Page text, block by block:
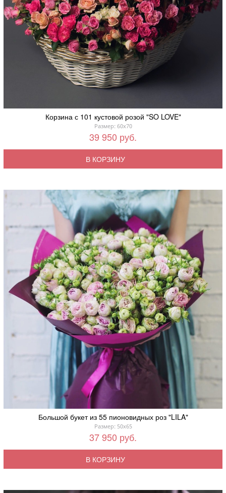
Корзина с 101 кустовой розой "SO LOVE"
Размер: 60x70
39 950 руб.
В КОРЗИНУ
Большой букет из 55 пионовидных роз "LILA"
Размер: 50x65
37 950 руб.
В КОРЗИНУ